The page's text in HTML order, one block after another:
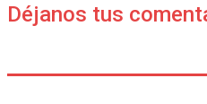
Déjanos tus